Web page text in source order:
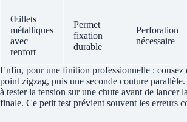
Œillets
métalliques
avec
renfort
Permet
fixation
durable
Perforation
nécessaire
Enfin, pour une finition professionnelle : cousez
point zigzag, puis une seconde couture parallèle.
à tester la tension sur une chute avant de lancer
finale. Ce petit test prévient souvent les erreurs